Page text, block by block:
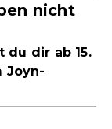
nicht
du dir ab 15.
Joyn-